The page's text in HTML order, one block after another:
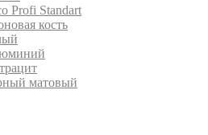
Profi Standart
кость
матовый